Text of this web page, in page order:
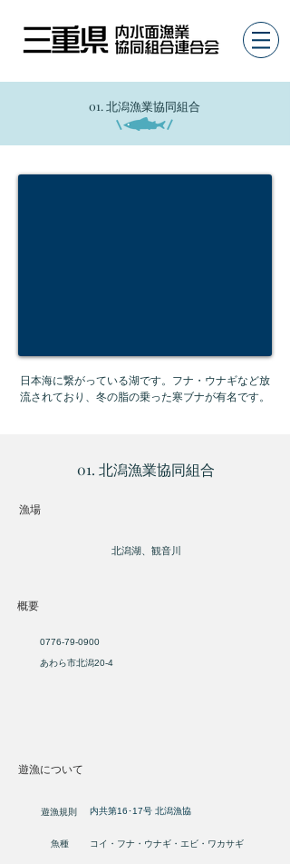
01. 北潟漁業協同組合
日本海に繋がっている湖です。フナ・ウナギなど放
流されており、冬の脂の乗った寒ブナが有名です。
01. 北潟漁業協同組合
​漁場
北潟湖、観音川
概要
0776-79-0900
あわら市北潟20-4
遊漁について
​内共第16･17号 北潟漁協
コイ・フナ・ウナギ・エビ・ワカサギ
魚種
遊漁規則